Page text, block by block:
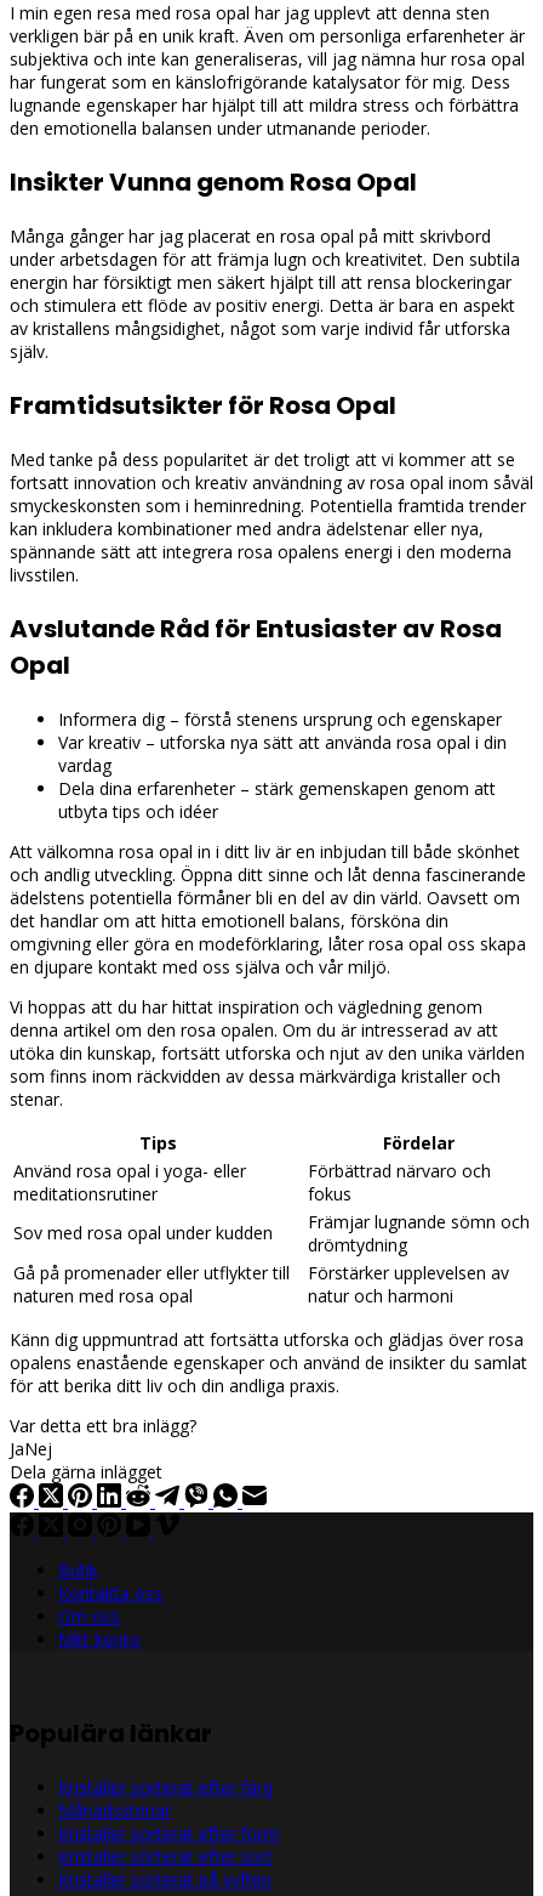
I min egen resa med rosa opal har jag upplevt att denna sten
verkligen bär på en unik kraft. Även om personliga erfarenheter är
subjektiva och inte kan generaliseras, vill jag nämna hur rosa opal
har fungerat som en känslofrigörande katalysator för mig. Dess
lugnande egenskaper har hjälpt till att mildra stress och förbättra
den emotionella balansen under utmanande perioder.
Insikter Vunna genom Rosa Opal
Många gånger har jag placerat en rosa opal på mitt skrivbord
under arbetsdagen för att främja lugn och kreativitet. Den subtila
energin har försiktigt men säkert hjälpt till att rensa blockeringar
och stimulera ett flöde av positiv energi. Detta är bara en aspekt
av kristallens mångsidighet, något som varje individ får utforska
själv.
Framtidsutsikter för Rosa Opal
Med tanke på dess popularitet är det troligt att vi kommer att se
fortsatt innovation och kreativ användning av rosa opal inom såväl
smyckeskonsten som i heminredning. Potentiella framtida trender
kan inkludera kombinationer med andra ädelstenar eller nya,
spännande sätt att integrera rosa opalens energi i den moderna
livsstilen.
Avslutande Råd för Entusiaster av Rosa
Opal
Informera dig – förstå stenens ursprung och egenskaper
Var kreativ – utforska nya sätt att använda rosa opal i din
vardag
Dela dina erfarenheter – stärk gemenskapen genom att
utbyta tips och idéer
Att välkomna rosa opal in i ditt liv är en inbjudan till både skönhet
och andlig utveckling. Öppna ditt sinne och låt denna fascinerande
ädelstens potentiella förmåner bli en del av din värld. Oavsett om
det handlar om att hitta emotionell balans, försköna din
omgivning eller göra en modeförklaring, låter rosa opal oss skapa
en djupare kontakt med oss själva och vår miljö.
Vi hoppas att du har hittat inspiration och vägledning genom
denna artikel om den rosa opalen. Om du är intresserad av att
utöka din kunskap, fortsätt utforska och njut av den unika världen
som finns inom räckvidden av dessa märkvärdiga kristaller och
stenar.
Tips
Fördelar
Använd rosa opal i yoga- eller
meditationsrutiner
Förbättrad närvaro och
fokus
Sov med rosa opal under kudden
Främjar lugnande sömn och
drömtydning
Gå på promenader eller utflykter till
naturen med rosa opal
Förstärker upplevelsen av
natur och harmoni
Känn dig uppmuntrad att fortsätta utforska och glädjas över rosa
opalens enastående egenskaper och använd de insikter du samlat
för att berika ditt liv och din andliga praxis.
Var detta ett bra inlägg?
JaNej
Dela gärna inlägget
Butik
Kontakta oss
Om oss
Mitt konto
Populära länkar
Kristaller sorterat efter färg
Månadsstenar
Kristaller sorterat efter form
Kristaller sorterat efter sort
Kristaller sorterat på syften